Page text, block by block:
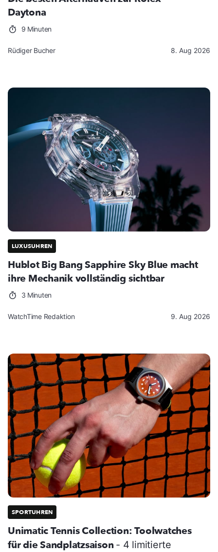
Daytona
9 Minuten
Rüdiger Bucher 8. Aug 2026
LUXUSUHREN
Hublot Big Bang Sapphire Sky Blue macht
ihre Mechanik vollständig sichtbar
3 Minuten
WatchTime Redaktion 9. Aug 2026
SPORTUHREN
Unimatic Tennis Collection: Toolwatches
für die Sandplatzsaison - 4 limitierte